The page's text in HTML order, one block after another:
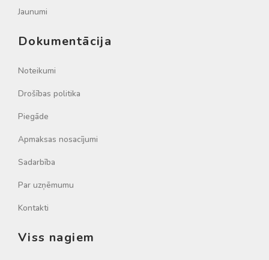
Jaunumi
Dokumentācija
Noteikumi
Drošības politika
Piegāde
Apmaksas nosacījumi
Sadarbība
Par uzņēmumu
Kontakti
Viss nagiem